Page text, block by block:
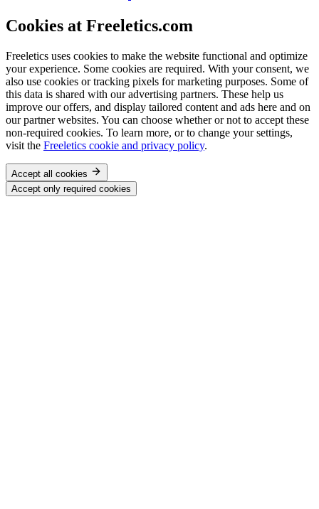
Cookies at Freeletics.com
Freeletics uses cookies to make the website functional and optimize
your experience. Some cookies are required. With your consent, we
also use cookies or tracking pixels for marketing purposes. Some of
this data is shared with our advertising partners. These help us
improve our offers, and display tailored content and ads here and on
our partner websites. You can choose whether or not to accept these
non-required cookies. To learn more, or to change your settings,
visit the Freeletics cookie and privacy policy.
Accept all cookies
Accept only required cookies